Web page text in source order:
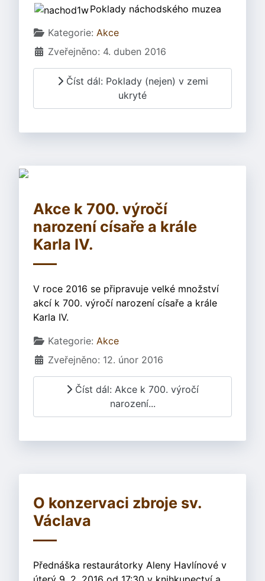
Poklady náchodského muzea
Základní údaje
Kategorie: Akce
Zveřejněno: 4. duben 2016
Číst dál: Poklady (nejen) v zemi
ukryté
Akce k 700. výročí
narození císaře a krále
Karla IV.
V roce 2016 se připravuje velké množství
akcí k 700. výročí narození císaře a krále
Karla IV.
Základní údaje
Kategorie: Akce
Zveřejněno: 12. únor 2016
Číst dál: Akce k 700. výročí
narození...
O konzervaci zbroje sv.
Václava
Přednáška restaurátorky Aleny Havlínové v